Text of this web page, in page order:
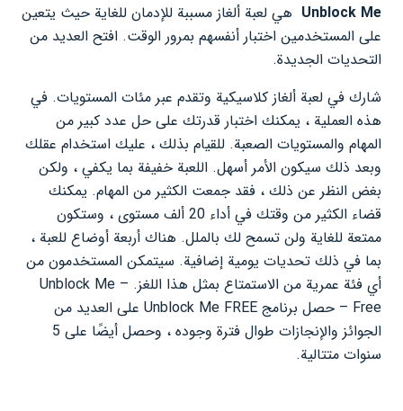
Unblock Me هي لعبة ألغاز مسببة للإدمان للغاية حيث يتعين
على المستخدمين اختبار أنفسهم بمرور الوقت. افتح العديد من
التحديات الجديدة.
شارك في لعبة ألغاز كلاسيكية وتقدم عبر مئات المستويات. في
هذه العملية ، يمكنك اختبار قدرتك على حل عدد كبير من
المهام والمستويات الصعبة. للقيام بذلك ، عليك استخدام عقلك
وبعد ذلك سيكون الأمر أسهل. اللعبة خفيفة بما يكفي ، ولكن
بغض النظر عن ذلك ، فقد جمعت الكثير من المهام. يمكنك
قضاء الكثير من وقتك في أداء 20 ألف مستوى ، وستكون
ممتعة للغاية ولن تسمح لك بالملل. هناك أربعة أوضاع للعبة ،
بما في ذلك تحديات يومية إضافية. سيتمكن المستخدمون من
أي فئة عمرية من الاستمتاع بمثل هذا اللغز. Unblock Me –
Free – حصل برنامج Unblock Me FREE على العديد من
الجوائز والإنجازات طوال فترة وجوده ، وحصل أيضًا على 5
سنوات متتالية.